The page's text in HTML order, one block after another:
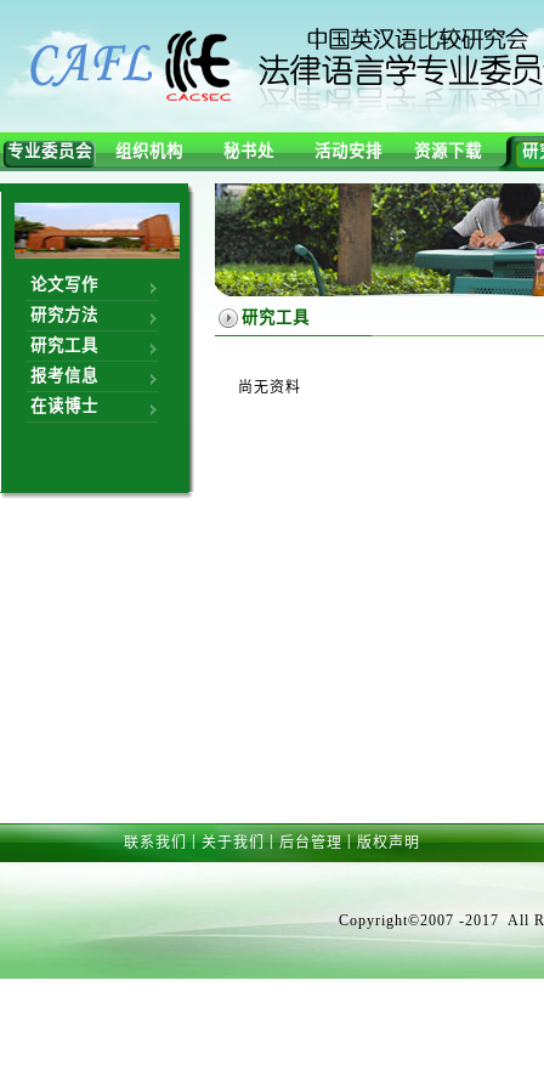
专业委员会 组织机构 秘书处 活动安排 资源下载 研
论文写作
研究方法
研究工具
报考信息
在读博士
研究工具
尚无资料
联系我们 | 关于我们 | 后台管理 | 版权声明
Copyright©2007 -2017 All